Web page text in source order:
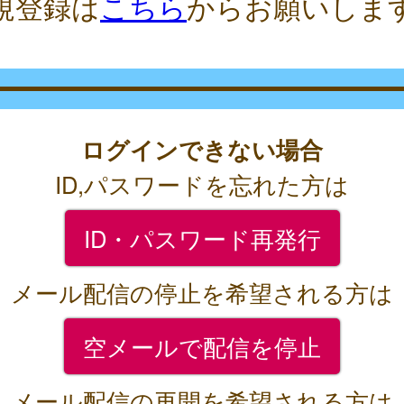
ログインできない場合
ID,パスワードを忘れた方は
ID・パスワード再発行
メール配信の停止を希望される方は
空メールで配信を停止